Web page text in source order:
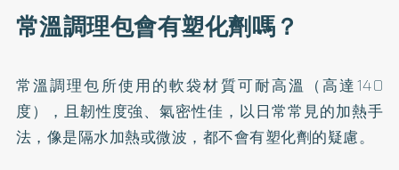
常溫調理包會有塑化劑嗎？
常溫調理包所使用的軟袋材質可耐高溫（高達140
度），且韌性度強、氣密性佳，以日常常見的加熱手
法，像是隔水加熱或微波，都不會有塑化劑的疑慮。